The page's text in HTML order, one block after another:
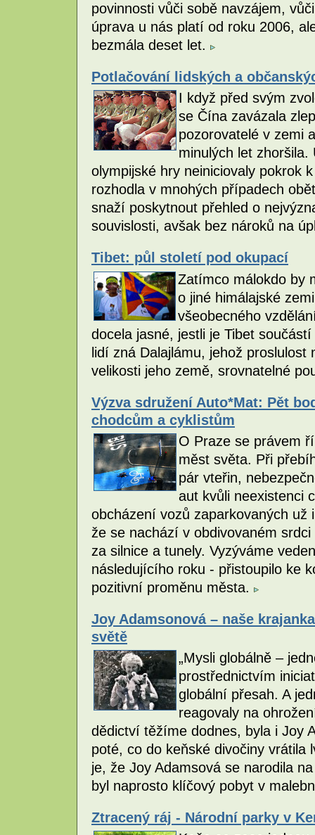
povinnosti vůči sobě navzájem,
úprava u nás platí od roku 2006,
bezmála deset let.
Potlačování lidských a
I když před svým
se Čína zavázala
pozorovatelé v zemi
minulých let
olympijské hry neiniciovaly pokrok
rozhodla v mnohých případech
snaží poskytnout přehled o
souvislosti, avšak bez nároků na
Tibet: půl století pod okupací
Zatímco málokdo by
o jiné himálajské
všeobecného
docela jasné, jestli je Tibet
lidí zná Dalajlámu, jehož
velikosti jeho země, srovnatelné
Výzva sdružení Auto*Mat: Pět
chodcům a cyklistům
O Praze se právem
měst světa. Při
pár vteřin,
aut kvůli neexistenci
obcházení vozů zaparkovaných
že se nachází v obdivovaném
za silnice a tunely. Vyzýváme
následujícího roku - přistoupilo ke
pozitivní proměnu města.
Joy Adamsonová – naše
světě
„Mysli globálně –
prostřednictvím
globální přesah. A
reagovaly na
dědictví těžíme dodnes, byla i Joy
poté, co do keňské divočiny vrátila
je, že Joy Adamsová se narodila
byl naprosto klíčový pobyt v
Ztracený ráj - Národní parky v